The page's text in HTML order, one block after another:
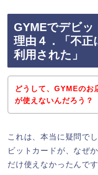
GYMEでデビ
理由４．「不
利用された」
どうして、GYMEのお
が使えないんだろう？
これは、本当に疑問で
ビットカードが、なぜ
だけ使えなかったんです